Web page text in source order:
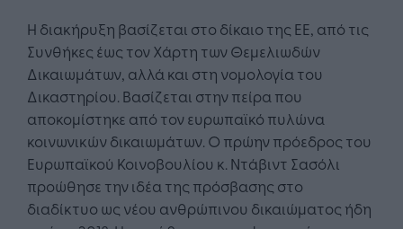
Η διακήρυξη βασίζεται στο δίκαιο της ΕΕ, από τις
Συνθήκες έως τον Χάρτη των Θεμελιωδών
Δικαιωμάτων, αλλά και στη νομολογία του
Δικαστηρίου. Βασίζεται στην πείρα που
αποκομίστηκε από τον ευρωπαϊκό πυλώνα
κοινωνικών δικαιωμάτων. Ο πρώην πρόεδρος του
Ευρωπαϊκού Κοινοβουλίου κ. Ντάβιντ Σασόλι
προώθησε την ιδέα της πρόσβασης στο
διαδίκτυο ως νέου ανθρώπινου δικαιώματος ήδη